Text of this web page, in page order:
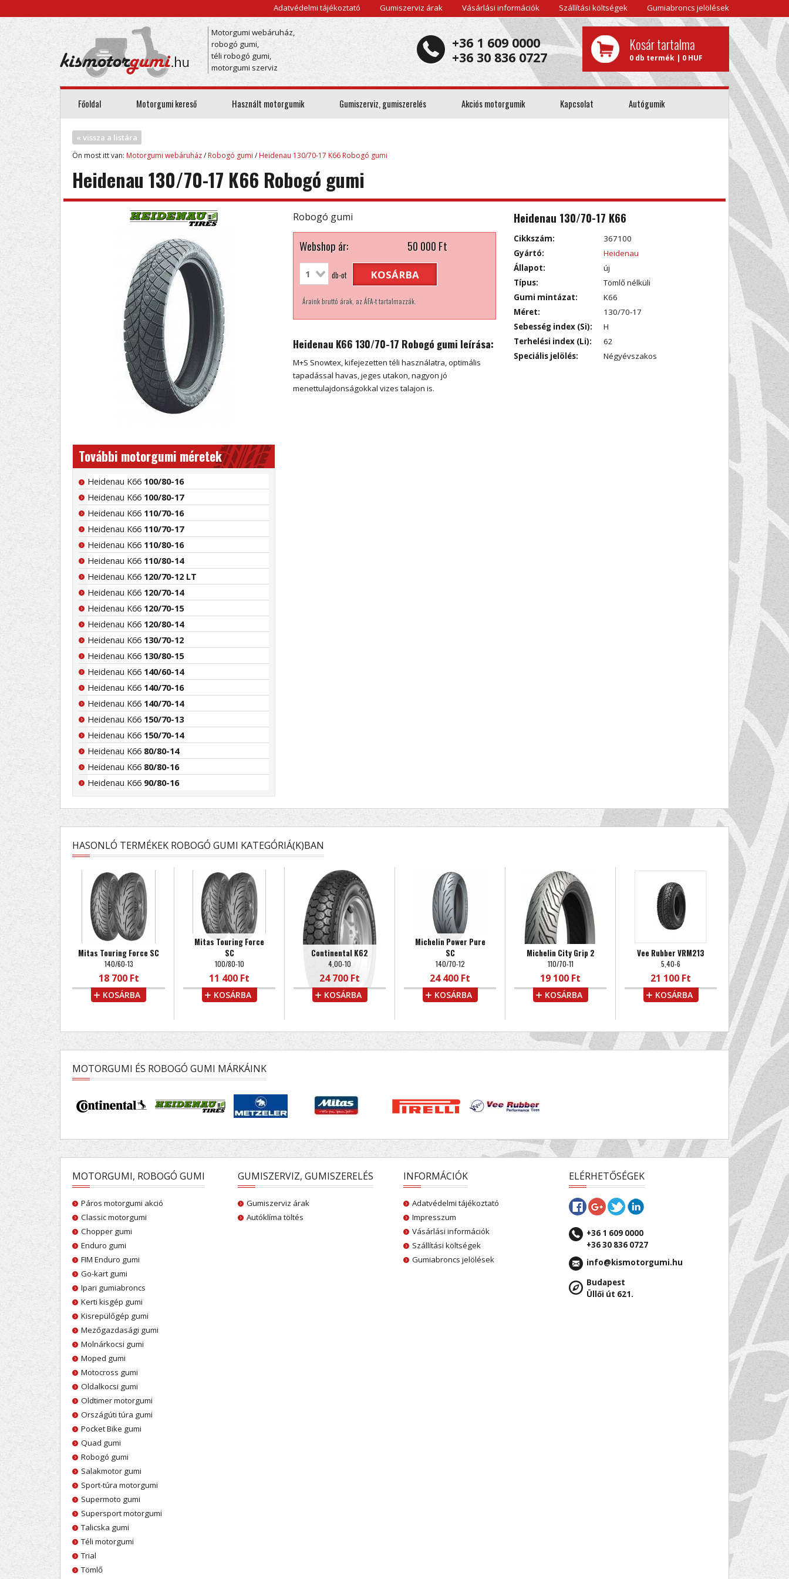
Adatvédelmi tájékoztató Gumiszerviz árak Vásárlási információk Szállítási költségek Gumiabroncs jelölések
Motorgumi webáruház,
robogó gumi,
téli robogó gumi,
motorgumi szerviz
Kosár tartalma
0 db termék | 0 HUF
+36 1 609 0000
+36 30 836 0727
Főoldal Motorgumi kereső Használt motorgumik Gumiszerviz, gumiszerelés Akciós motorgumik Kapcsolat Autógumik
« vissza a listára
Ön most itt van: Motorgumi webáruház/ Robogó gumi / Heidenau 130/70-17 K66 Robogó gumi
Heidenau 130/70-17 K66 Robogó gumi
További motorgumi méretek
Heidenau K66 100/80-16
Heidenau K66 100/80-17
Heidenau K66 110/70-16
Heidenau K66 110/70-17
Heidenau K66 110/80-16
Heidenau K66 110/80-14
Heidenau K66 120/70-12 LT
Heidenau K66 120/70-14
Heidenau K66 120/70-15
Heidenau K66 120/80-14
Heidenau K66 130/70-12
Heidenau K66 130/80-15
Heidenau K66 140/60-14
Heidenau K66 140/70-16
Heidenau K66 140/70-14
Heidenau K66 150/70-13
Heidenau K66 150/70-14
Heidenau K66 80/80-14
Heidenau K66 80/80-16
Heidenau K66 90/80-16
Robogó gumi
Webshop ár: 50 000Ft
db-ot KOSÁRBA
Áraink bruttó árak, az ÁFA-t tartalmazzák.
Heidenau K66 130/70-17 Robogó gumi leírása:
M+S Snowtex, kifejezetten téli használatra, optimális
tapadással havas, jeges utakon, nagyon jó
menettulajdonságokkal vizes talajon is.
Heidenau 130/70-17 K66
Cikkszám:
367100
Gyártó:
Heidenau
Állapot:
új
Típus:
Tömlő nélküli
Gumi mintázat:
K66
Méret:
130/70-17
Sebesség index (Si):
H
Terhelési index (Li):
62
Speciális jelölés:
Négyévszakos
HASONLÓ TERMÉKEK ROBOGÓ GUMI KATEGÓRIÁ(K)BAN
Mitas Touring Force SC
140/60-13
18 700 Ft
KOSÁRBA
Mitas Touring Force
SC
100/80-10
11 400 Ft
KOSÁRBA
Continental K62
4,00-10
24 700 Ft
KOSÁRBA
Michelin Power Pure
SC
140/70-12
24 400 Ft
KOSÁRBA
Michelin City Grip 2
110/70-11
19 100 Ft
KOSÁRBA
Vee Rubber VRM213
5,40-6
21 100 Ft
KOSÁRBA
MOTORGUMI ÉS ROBOGÓ GUMI MÁRKÁINK
MOTORGUMI, ROBOGÓ GUMI
Páros motorgumi akció
Classic motorgumi
Chopper gumi
Enduro gumi
FIM Enduro gumi
Go-kart gumi
Ipari gumiabroncs
Kerti kisgép gumi
Kisrepülőgép gumi
Mezőgazdasági gumi
Molnárkocsi gumi
Moped gumi
Motocross gumi
Oldalkocsi gumi
Oldtimer motorgumi
Országúti túra gumi
Pocket Bike gumi
Quad gumi
Robogó gumi
Salakmotor gumi
Sport-túra motorgumi
Supermoto gumi
Supersport motorgumi
Talicska gumi
Téli motorgumi
Trial
Tömlő
GUMISZERVIZ, GUMISZERELÉS
Gumiszerviz árak
Autóklíma töltés
INFORMÁCIÓK
Adatvédelmi tájékoztató
Impresszum
Vásárlási információk
Szállítási költségek
Gumiabroncs jelölések
ELÉRHETŐSÉGEK
+36 1 609 0000
+36 30 836 0727
info@kismotorgumi.hu
Budapest
Üllői út 621.